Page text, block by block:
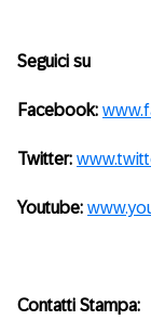
Seguici su
Facebook:
Twitter:
Youtube:
Contatti Stampa: